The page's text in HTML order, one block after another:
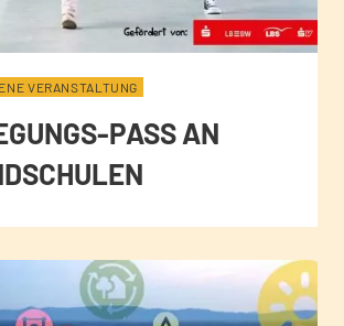
VERANSTALTUNG
PASS AN